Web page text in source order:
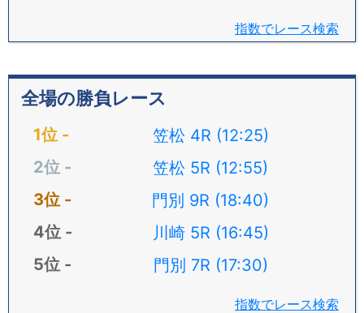
指数でレース検索
全場の勝負レース
笠松 4R (12:25)
笠松 5R (12:55)
門別 9R (18:40)
川崎 5R (16:45)
門別 7R (17:30)
指数でレース検索